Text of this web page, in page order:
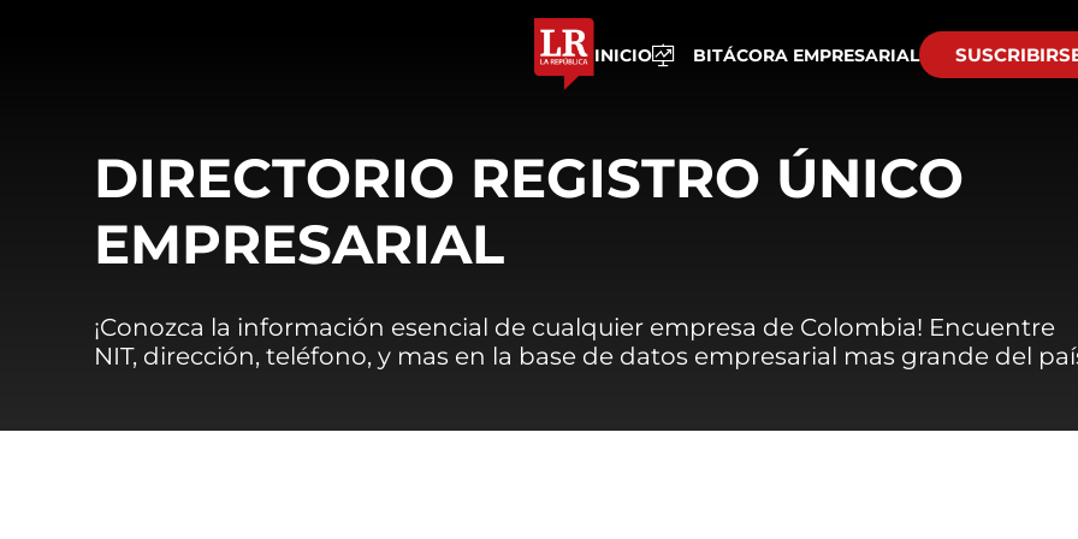
INICIO BITÁCORA EMPRESARIAL
DIRECTORIO REGISTRO ÚNICO
EMPRESARIAL
¡Conozca la información esencial de cualquier empresa de Colombia! Encuentre
NIT, dirección, teléfono, y mas en la base de datos empresarial mas grande del